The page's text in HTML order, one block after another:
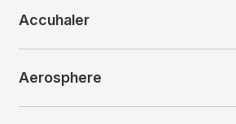
Accuhaler
Aerosphere